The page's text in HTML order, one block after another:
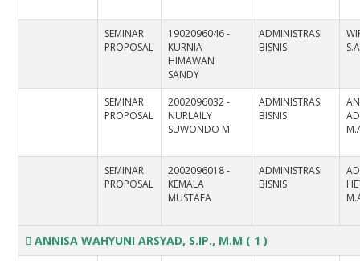
SEMINAR
PROPOSAL
1902096046 -
KURNIA
HIMAWAN
SANDY
ADMINISTRASI
BISNIS
SEMINAR
PROPOSAL
2002096032 -
NURLAILY
SUWONDO M
ADMINISTRASI
BISNIS
SEMINAR
PROPOSAL
2002096018 -
KEMALA
MUSTAFA
ADMINISTRASI
BISNIS
ANNISA WAHYUNI ARSYAD, S.IP., M.M ( 1 )